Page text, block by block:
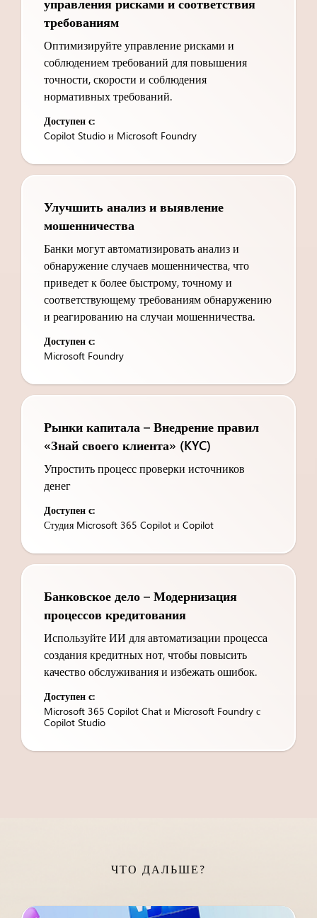
управления рисками и соответствия
требованиям
Оптимизируйте управление рисками и
соблюдением требований для повышения
точности, скорости и соблюдения
нормативных требований.
Доступен с:
Copilot Studio и Microsoft Foundry
Улучшить анализ и выявление
мошенничества
Банки могут автоматизировать анализ и
обнаружение случаев мошенничества, что
приведет к более быстрому, точному и
соответствующему требованиям обнаружению
и реагированию на случаи мошенничества.
Доступен с:
Microsoft Foundry
Рынки капитала – Внедрение правил
«Знай своего клиента» (KYC)
Упростить процесс проверки источников
денег
Доступен с:
Студия Microsoft 365 Copilot и Copilot
Банковское дело – Модернизация
процессов кредитования
Используйте ИИ для автоматизации процесса
создания кредитных нот, чтобы повысить
качество обслуживания и избежать ошибок.
Доступен с:
Microsoft 365 Copilot Chat и Microsoft Foundry с
Copilot Studio
ЧТО ДАЛЬШЕ?